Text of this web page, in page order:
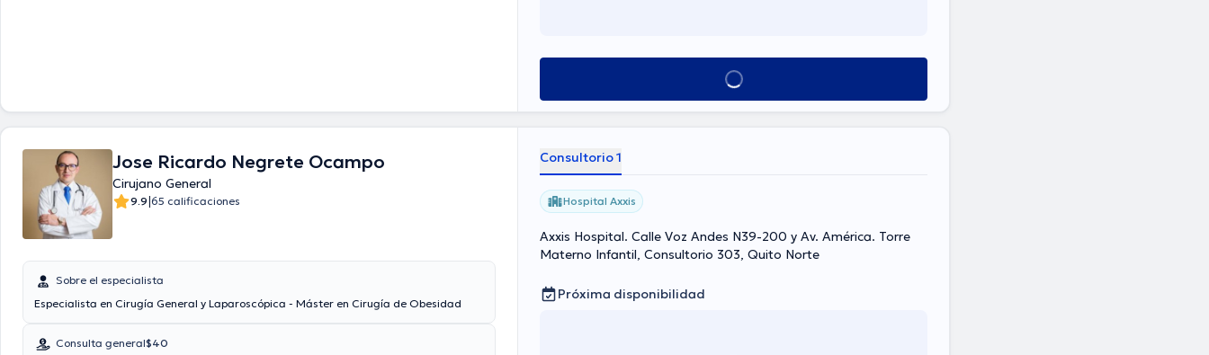
Ver más horarios
Jose Ricardo Negrete Ocampo
Cirujano General
9.9|65 calificaciones
Sobre el especialista
Especialista en Cirugía General y Laparoscópica - Máster en Cirugía de Obesidad
Consulta general$40
Consultorio 1
Hospital Axxis
Axxis Hospital. Calle Voz Andes N39-200 y Av. América. Torre
Materno Infantil, Consultorio 303, Quito Norte
Próxima disponibilidad